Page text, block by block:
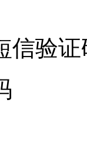
信验证